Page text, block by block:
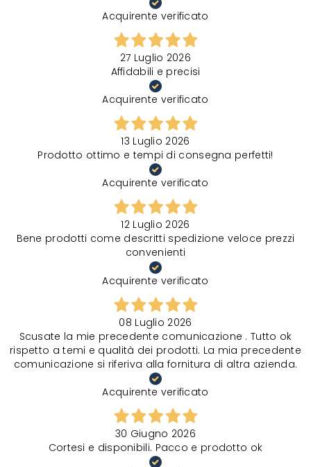
Acquirente verificato
27 Luglio 2026
Affidabili e precisi
Acquirente verificato
13 Luglio 2026
Prodotto ottimo e tempi di consegna perfetti!
Acquirente verificato
12 Luglio 2026
Bene prodotti come descritti spedizione veloce prezzi
convenienti
Acquirente verificato
08 Luglio 2026
Scusate la mie precedente comunicazione . Tutto ok
rispetto a temi e qualità dei prodotti. La mia precedente
comunicazione si riferiva alla fornitura di altra azienda.
Acquirente verificato
30 Giugno 2026
Cortesi e disponibili. Pacco e prodotto ok